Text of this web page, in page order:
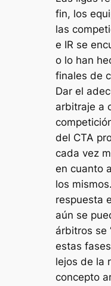
fin, los
las
e IR se
o lo han
finales de
Dar el
arbitraje a
del CTA
cada vez
en cuanto
los
respuesta
aún se
árbitros se
estas
lejos de la
concepto